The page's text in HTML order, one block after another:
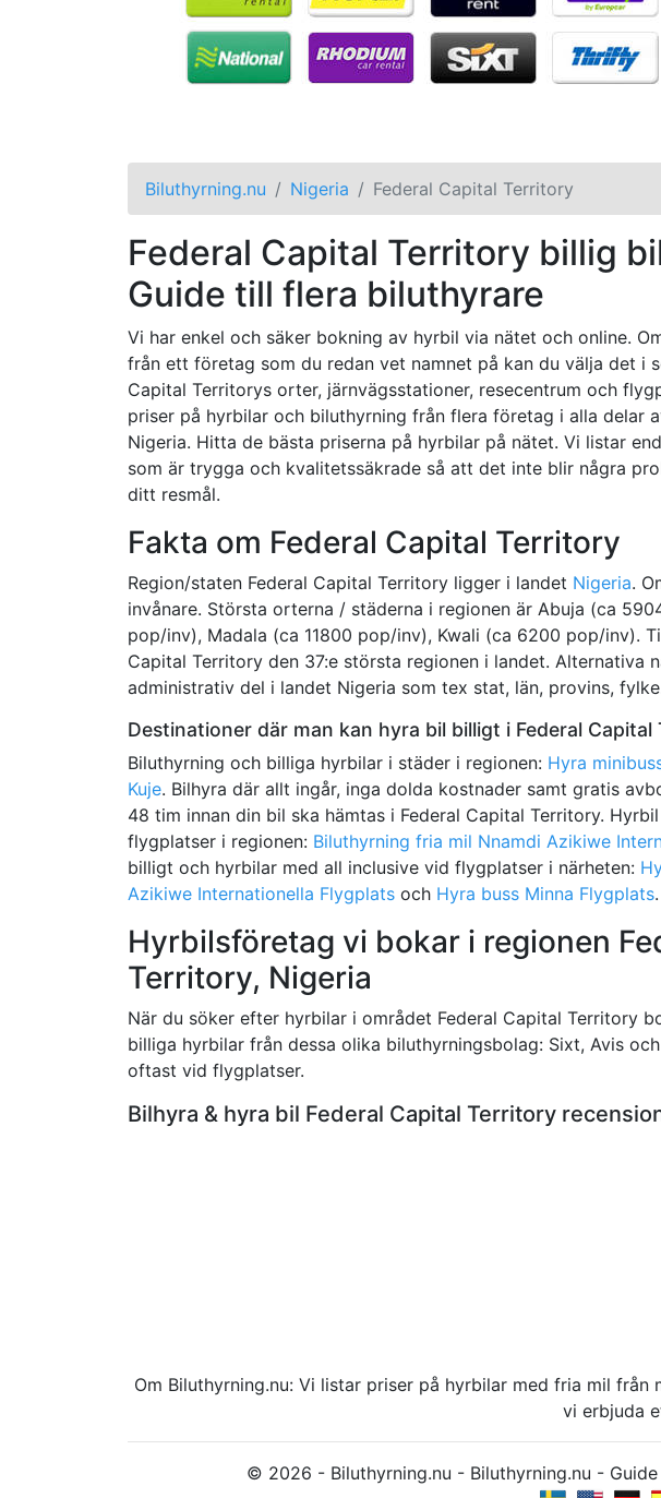
Biluthyrning.nu Nigeria Federal Capital Territory
Federal Capital Territory billig
Guide till flera biluthyrare
Vi har enkel och säker bokning av hyrbil via nätet och online.
från ett företag som du redan vet namnet på kan du välja det i
Capital Territorys orter, järnvägsstationer, resecentrum och
priser på hyrbilar och biluthyrning från flera företag i alla delar
Nigeria. Hitta de bästa priserna på hyrbilar på nätet. Vi listar
som är trygga och kvalitetssäkrade så att det inte blir några
ditt resmål.
Fakta om Federal Capital Territory
Region/staten Federal Capital Territory ligger i landet Nigeria.
invånare. Största orterna / städerna i regionen är Abuja (ca
pop/inv), Madala (ca 11800 pop/inv), Kwali (ca 6200 pop/inv).
Capital Territory den 37:e största regionen i landet. Alternativa
administrativ del i landet Nigeria som tex stat, län, provins,
Destinationer där man kan hyra bil billigt i Federal Capital
Biluthyrning och billiga hyrbilar i städer i regionen: Hyra
Kuje. Bilhyra där allt ingår, inga dolda kostnader samt gratis
48 tim innan din bil ska hämtas i Federal Capital Territory.
flygplatser i regionen: Biluthyrning fria mil Nnamdi Azikiwe
billigt och hyrbilar med all inclusive vid flygplatser i närheten:
Azikiwe Internationella Flygplats och Hyra buss Minna Flygplats.
Hyrbilsföretag vi bokar i regionen
Territory, Nigeria
När du söker efter hyrbilar i området Federal Capital Territory
billiga hyrbilar från dessa olika biluthyrningsbolag: Sixt, Avis
oftast vid flygplatser.
Bilhyra & hyra bil Federal Capital Territory
Om Biluthyrning.nu: Vi listar priser på hyrbilar med fria mil
vi erbjuda
© 2026 - Biluthyrning.nu - Biluthyrning.nu -